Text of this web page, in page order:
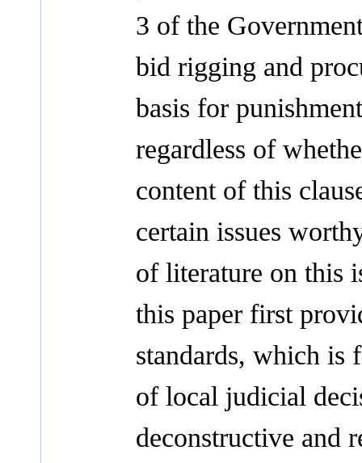
3 of the
bid rigging and
basis for
regardless of
content of this
certain issues
of literature on this
this paper first
standards, which is
of local judicial
deconstructive and